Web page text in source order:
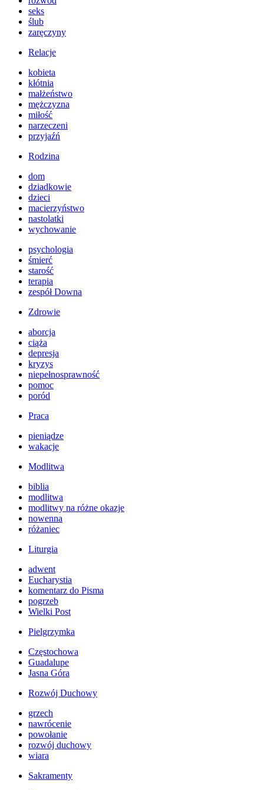
seks
ślub
zaręczyny
Relacje
kobieta
kłótnia
małżeństwo
mężczyzna
miłość
narzeczeni
przyjaźń
Rodzina
dom
dziadkowie
dzieci
macierzyństwo
nastolatki
wychowanie
psychologia
śmierć
starość
terapia
zespół Downa
Zdrowie
aborcja
ciąża
depresja
kryzys
niepełnosprawność
pomoc
poród
Praca
pieniądze
wakacje
Modlitwa
biblia
modlitwa
modlitwy na różne okazje
nowenna
różaniec
Liturgia
adwent
Eucharystia
komentarz do Pisma
pogrzeb
Wielki Post
Pielgrzymka
Częstochowa
Guadalupe
Jasna Góra
Rozwój Duchowy
grzech
nawrócenie
powołanie
rozwój duchowy
wiara
Sakramenty